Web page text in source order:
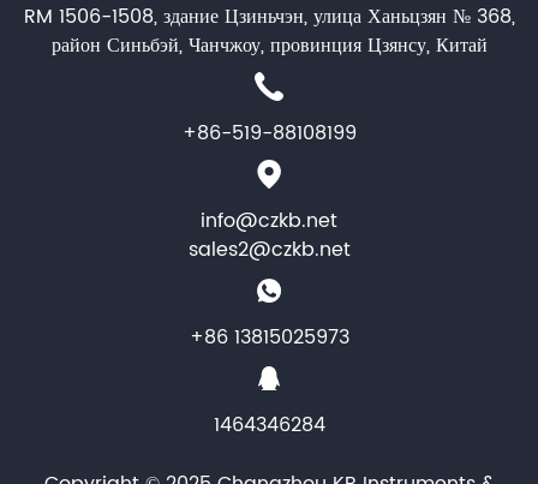
RM 1506-1508, здание Цзиньчэн, улица Ханьцзян № 368,
район Синьбэй, Чанчжоу, провинция Цзянсу, Китай
+86-519-88108199
info@czkb.net
sales2@czkb.net
+86 13815025973
1464346284